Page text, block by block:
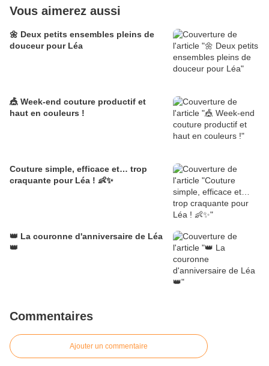
Vous aimerez aussi
🌼 Deux petits ensembles pleins de
douceur pour Léa
🎪 Week-end couture productif et
haut en couleurs !
Couture simple, efficace et… trop
craquante pour Léa ! 👶✨
👑 La couronne d'anniversaire de Léa
👑
Commentaires
Ajouter un commentaire